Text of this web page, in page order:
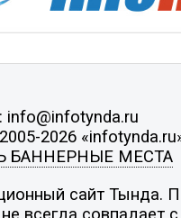
info@infotynda.ru
2026
БАННЕРНЫЕ МЕСТА
сайт Тында.